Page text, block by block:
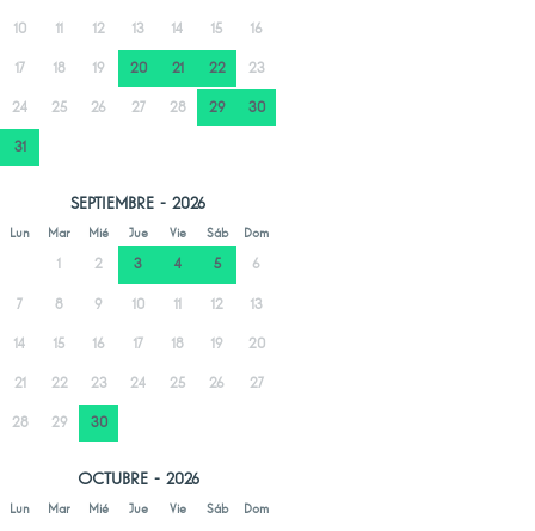
10 11 12 13 14 15 16
17 18 19 20 21 22 23
24 25 26 27 28 29 30
31
SEPTIEMBRE - 2026
Lun Mar Mié Jue Vie Sáb Dom
1 2 3 4 5 6
7 8 9 10 11 12 13
14 15 16 17 18 19 20
21 22 23 24 25 26 27
28 29 30
OCTUBRE - 2026
Lun Mar Mié Jue Vie Sáb Dom